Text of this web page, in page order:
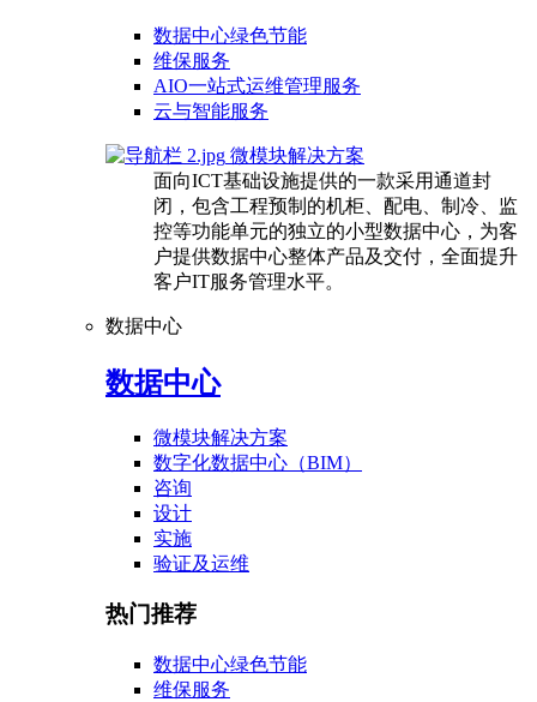
数据中心绿色节能
维保服务
AIO一站式运维管理服务
云与智能服务
微模块解决方案
面向ICT基础设施提供的一款采用通道封
闭，包含工程预制的机柜、配电、制冷、监
控等功能单元的独立的小型数据中心，为客
户提供数据中心整体产品及交付，全面提升
客户IT服务管理水平。
数据中心
数据中心
微模块解决方案
数字化数据中心（BIM）
咨询
设计
实施
验证及运维
热门推荐
数据中心绿色节能
维保服务